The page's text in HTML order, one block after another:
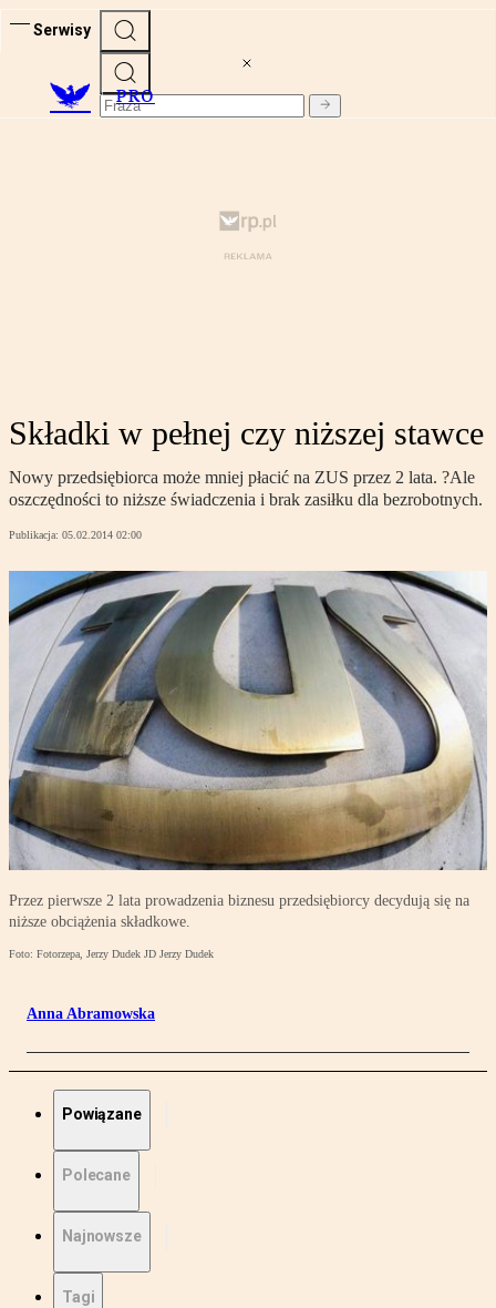
Serwisy
PRO
Składki w pełnej czy niższej stawce
Nowy przedsiębiorca może mniej płacić na ZUS przez 2 lata. ?Ale
oszczędności to niższe świadczenia i brak zasiłku dla bezrobotnych.
Publikacja: 05.02.2014 02:00
Przez pierwsze 2 lata prowadzenia biznesu przedsiębiorcy decydują się na
niższe obciążenia składkowe.
Foto: Fotorzepa, Jerzy Dudek JD Jerzy Dudek
Anna Abramowska
Powiązane
Polecane
Najnowsze
Tagi